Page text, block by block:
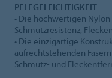
PFLEGELEICHTIGKEIT
• Die hochwertigen
Schmutzresistenz,
• Die einzigartige
aufrechtstehenden
Schmutz- und